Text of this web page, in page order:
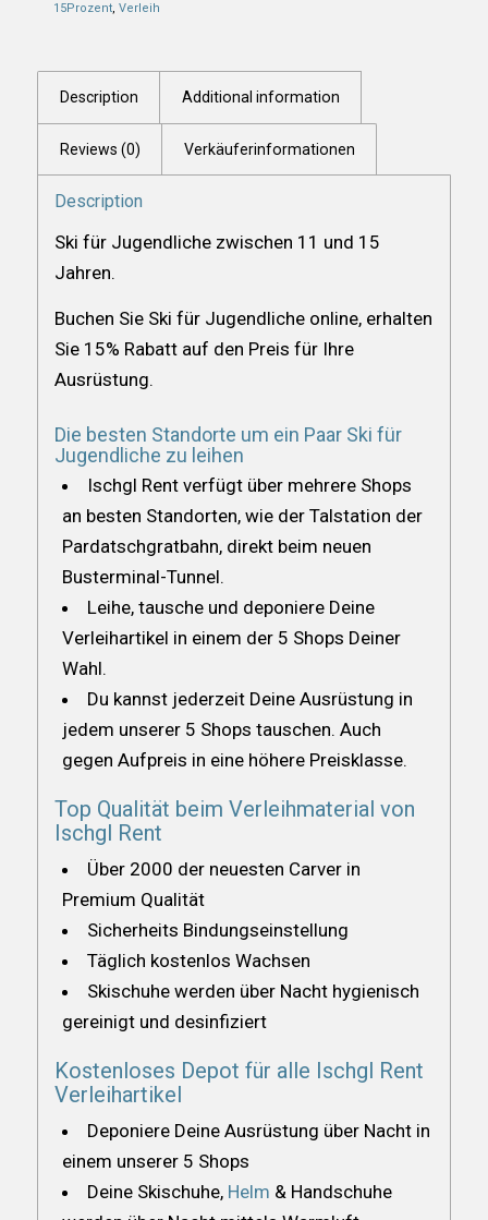
15Prozent, Verleih
Description Additional information
Reviews (0) Verkäuferinformationen
Description
Ski für Jugendliche zwischen 11 und 15
Jahren.
Buchen Sie Ski für Jugendliche online, erhalten
Sie 15% Rabatt auf den Preis für Ihre
Ausrüstung.
Die besten Standorte um ein Paar Ski für
Jugendliche zu leihen
Ischgl Rent verfügt über mehrere Shops
an besten Standorten, wie der Talstation der
Pardatschgratbahn, direkt beim neuen
Busterminal-Tunnel.
Leihe, tausche und deponiere Deine
Verleihartikel in einem der 5 Shops Deiner
Wahl.
Du kannst jederzeit Deine Ausrüstung in
jedem unserer 5 Shops tauschen. Auch
gegen Aufpreis in eine höhere Preisklasse.
Top Qualität beim Verleihmaterial von
Ischgl Rent
Über 2000 der neuesten Carver in
Premium Qualität
Sicherheits Bindungseinstellung
Täglich kostenlos Wachsen
Skischuhe werden über Nacht hygienisch
gereinigt und desinfiziert
Kostenloses Depot für alle Ischgl Rent
Verleihartikel
Deponiere Deine Ausrüstung über Nacht in
einem unserer 5 Shops
Deine Skischuhe, Helm & Handschuhe